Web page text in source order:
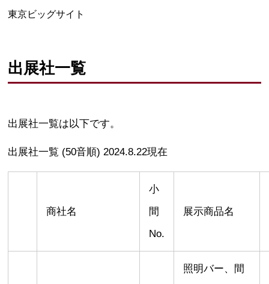
東京ビッグサイト
出展社一覧
出展社一覧は以下です。
出展社一覧 (50音順) 2024.8.22現在
商社名
小
間
No.
展示商品名
照明バー、間